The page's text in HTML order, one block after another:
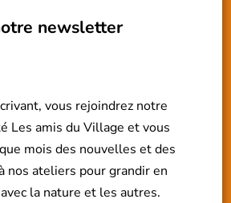
newsletter
vous rejoindrez notre
Les amis du Village et vous
mois des nouvelles et des
nos ateliers pour grandir en
la nature et les autres.